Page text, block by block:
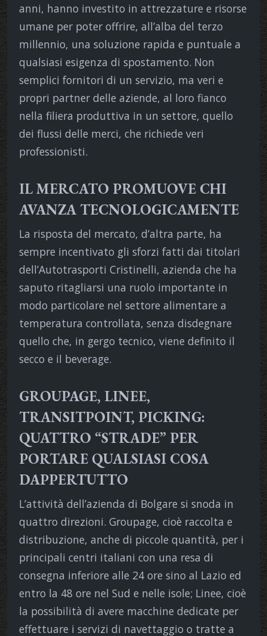
anni, hanno investito in attrezzature e risorse
umane per poter offrire, all’alba del terzo
millennio, una soluzione rapida e puntuale a
qualsiasi esigenza di spostamento. Non
semplici fornitori di un servizio, ma veri e
propri partner delle aziende, al loro fianco
nella filiera produttiva in un settore, quello
dei flussi delle merci, che richiede veri
professionisti.
IL MERCATO PROMUOVE CHI
AVANZA TECNOLOGICAMENTE
La risposta del mercato, d’altra parte, ha
sempre incentivato gli sforzi fatti dai titolari
dell’Autotrasporti Cristinelli, azienda che ha
saputo ritagliarsi una ruolo importante in
modo particolare nel settore alimentare a
temperatura controllata, senza disdegnare
quello che, in gergo tecnico, viene definito il
secco e il beverage.
GROUPAGE, LINEE,
TRANSITPOINT, PICKING:
QUATTRO “STRADE” PER
PORTARE QUALSIASI COSA
DAPPERTUTTO
L’attività dell’azienda di Bolgare si snoda in
quattro direzioni. Groupage, cioè raccolta e
distribuzione, anche di piccole quantità, per i
principali centri italiani con una resa di
consegna inferiore alle 24 ore sino al Lazio ed
entro la 48 ore nel Sud e nelle isole; Linee, cioè
la possibilità di avere macchine dedicate per
effettuare i servizi di navettaggio o tratte a